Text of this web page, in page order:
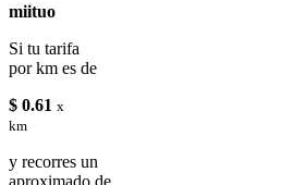
miituo
Si tu tarifa
por km es de
$ 0.61 x
km
y recorres un
aproximado de